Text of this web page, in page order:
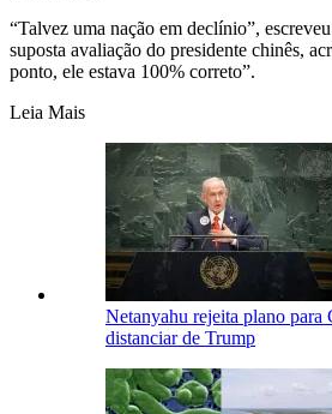
“Talvez uma nação em declínio”,
suposta avaliação do presidente chinês,
ponto, ele estava 100% correto”.
Leia Mais
Netanyahu rejeita plano para
distanciar de Trump